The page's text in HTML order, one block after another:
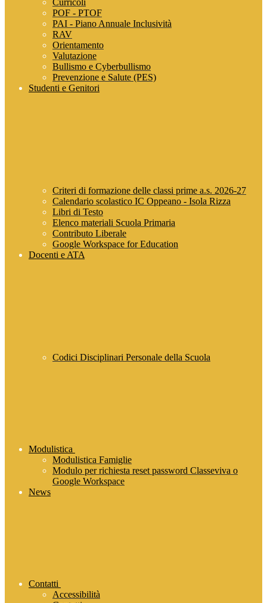
Curricoli
POF - PTOF
PAI - Piano Annuale Inclusività
RAV
Orientamento
Valutazione
Bullismo e Cyberbullismo
Prevenzione e Salute (PES)
Studenti e Genitori
Criteri di formazione delle classi prime a.s. 2026-27
Calendario scolastico IC Oppeano - Isola Rizza
Libri di Testo
Elenco materiali Scuola Primaria
Contributo Liberale
Google Workspace for Education
Docenti e ATA
Codici Disciplinari Personale della Scuola
Modulistica
Modulistica Famiglie
Modulo per richiesta reset password Classeviva o
Google Workspace
News
Contatti
Accessibilità